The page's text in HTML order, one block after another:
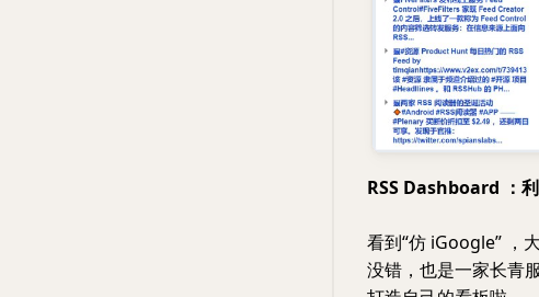
RSS Dashboard ：
看到“仿 iGoogle” ，
没错，也是一家长青